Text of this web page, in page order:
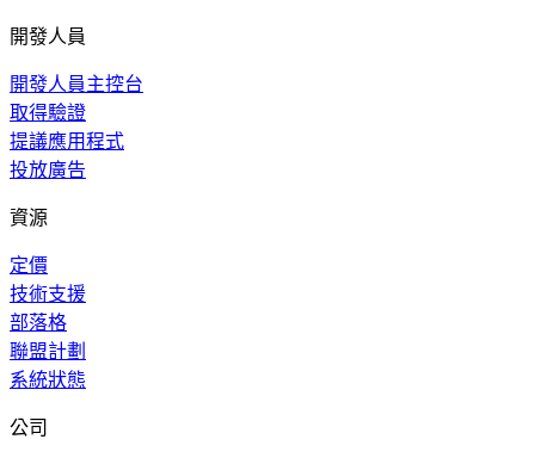
開發人員
開發人員主控台
取得驗證
提議應用程式
投放廣告
資源
定價
技術支援
部落格
聯盟計劃
系統狀態
公司